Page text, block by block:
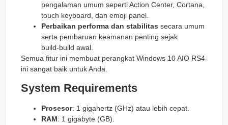
pengalaman umum seperti Action Center, Cortana,
touch keyboard, dan emoji panel.
Perbaikan performa dan stabilitas secara umum
serta pembaruan keamanan penting sejak
build‑build awal.
Semua fitur ini membuat perangkat Windows 10 AIO RS4
ini sangat baik untuk Anda.
System Requirements
Prosesor: 1 gigahertz (GHz) atau lebih cepat.
RAM: 1 gigabyte (GB).